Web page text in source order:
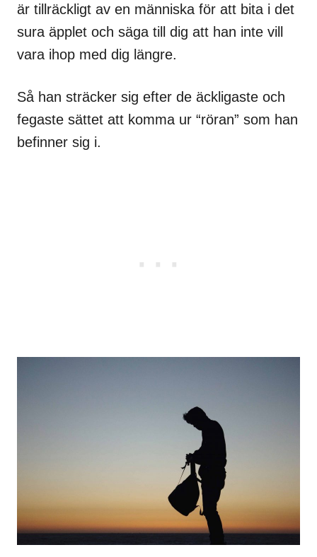
är tillräckligt av en människa för att bita i det
sura äpplet och säga till dig att han inte vill
vara ihop med dig längre.
Så han sträcker sig efter de äckligaste och
fegaste sättet att komma ur “röran” som han
befinner sig i.